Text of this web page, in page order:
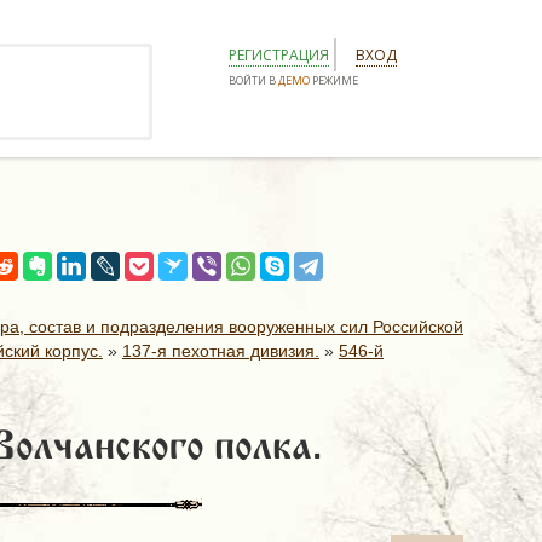
РЕГИСТРАЦИЯ ВХОД
ВОЙТИ ВДЕМО РЕЖИМЕ
состав и подразделения вооруженных сил Российской
корпус. » 137-я пехотная дивизия. » 546-й
полка.